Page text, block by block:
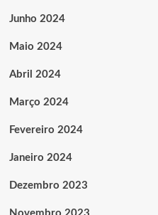
Junho 2024
Maio 2024
Abril 2024
Março 2024
Fevereiro 2024
Janeiro 2024
Dezembro 2023